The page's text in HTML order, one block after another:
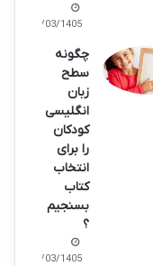
21/03/1405
چگونه
سطح
زبان
انگلیسی
کودکان
را برای
انتخاب
کتاب
بسنجیم
؟
15/03/1405